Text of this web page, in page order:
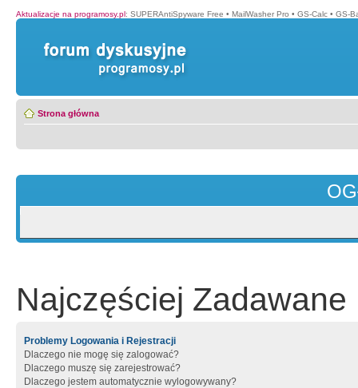
Aktualizacje na programosy.pl: SUPERAntiSpyware Free • MailWasher Pro • GS-Calc • GS-
Strona główna
Najczęściej Zadawane
Problemy Logowania i Rejestracji
Dlaczego nie mogę się zalogować?
Dlaczego muszę się zarejestrować?
Dlaczego jestem automatycznie wylogowywany?